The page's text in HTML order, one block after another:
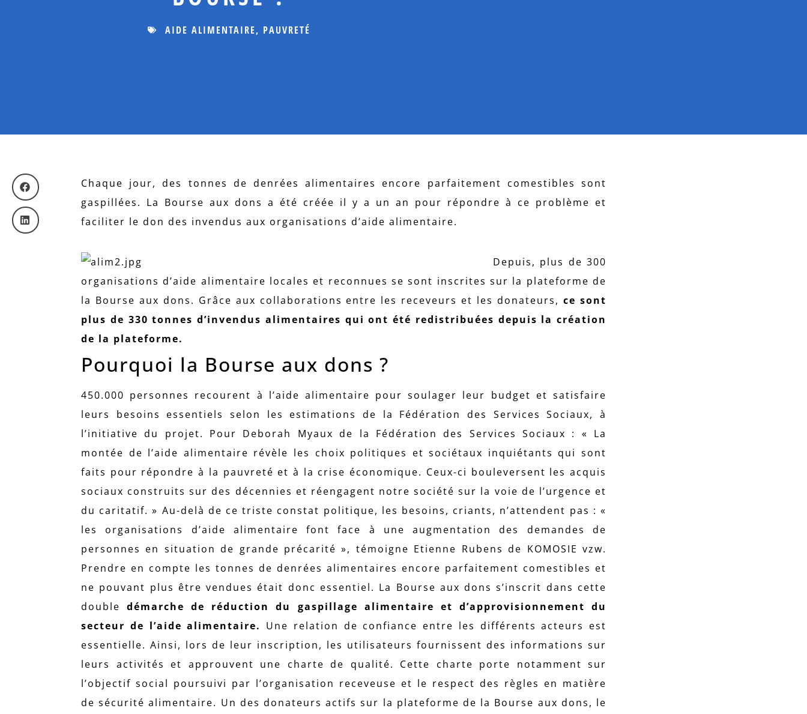
AIDE ALIMENTAIRE, PAUVRETÉ
Chaque jour, des tonnes de denrées alimentaires encore parfaitement comestibles sont
gaspillées. La Bourse aux dons a été créée il y a un an pour répondre à ce problème et
faciliter le don des invendus aux organisations d’aide alimentaire.
Depuis, plus de 300
organisations d’aide alimentaire locales et reconnues se sont inscrites sur la plateforme de
la Bourse aux dons. Grâce aux collaborations entre les receveurs et les donateurs,ce sont
plus de 330 tonnes d’invendus alimentaires qui ont été redistribuées depuis la création
de la plateforme.
Pourquoi la Bourse aux dons ?
450.000 personnes recourent à l’aide alimentaire pour soulager leur budget et satisfaire
leurs besoins essentiels selon les estimations de la Fédération des Services Sociaux, à
l’initiative du projet. Pour Deborah Myaux de la Fédération des Services Sociaux : « La
montée de l’aide alimentaire révèle les choix politiques et sociétaux inquiétants qui sont
faits pour répondre à la pauvreté et à la crise économique. Ceux-ci bouleversent les acquis
sociaux construits sur des décennies et réengagent notre société sur la voie de l’urgence et
du caritatif. » Au-delà de ce triste constat politique, les besoins, criants, n’attendent pas : «
les organisations d’aide alimentaire font face à une augmentation des demandes de
personnes en situation de grande précarité », témoigne Etienne Rubens de KOMOSIE vzw.
Prendre en compte les tonnes de denrées alimentaires encore parfaitement comestibles et
ne pouvant plus être vendues était donc essentiel. La Bourse aux dons s’inscrit dans cette
doubledémarche de réduction du gaspillage alimentaire et d’approvisionnement du
secteur de l’aide alimentaire. Une relation de confiance entre les différents acteurs est
essentielle. Ainsi, lors de leur inscription, les utilisateurs fournissent des informations sur
leurs activités et approuvent une charte de qualité. Cette charte porte notamment sur
l’objectif social poursuivi par l’organisation receveuse et le respect des règles en matière
de sécurité alimentaire. Un des donateurs actifs sur la plateforme de la Bourse aux dons, le